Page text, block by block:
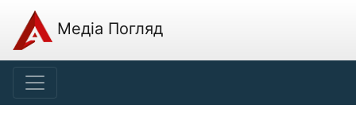
Медіа Погляд